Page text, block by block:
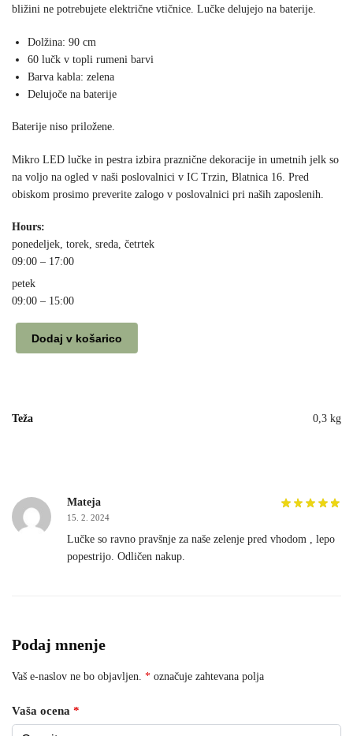
bližini ne potrebujete električne vtičnice. Lučke delujejo na baterije.
Dolžina: 90 cm
60 lučk v topli rumeni barvi
Barva kabla: zelena
Delujoče na baterije
Baterije niso priložene.
Mikro LED lučke in pestra izbira praznične dekoracije in umetnih jelk so
na voljo na ogled v naši poslovalnici v IC Trzin, Blatnica 16. Pred
obiskom prosimo preverite zalogo v poslovalnici pri naših zaposlenih.
Hours:
ponedeljek, torek, sreda, četrtek
09:00 – 17:00
petek
09:00 – 15:00
Dodaj v košarico
Teža 0,3 kg
Mateja
15. 2. 2024
Lučke so ravno pravšnje za naše zelenje pred vhodom , lepo
popestrijo. Odličen nakup.
Podaj mnenje
Vaš e-naslov ne bo objavljen. * označuje zahtevana polja
Vaša ocena *